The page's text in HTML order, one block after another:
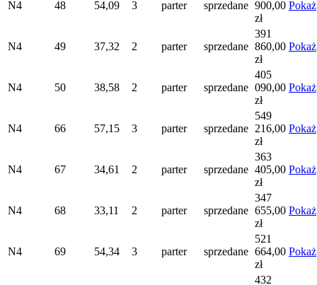
N4 48 54,09 3 parter sprzedane 900,00
zł
Pokaż
N4 49 37,32 2 parter sprzedane
391
860,00
zł
Pokaż
N4 50 38,58 2 parter sprzedane
405
090,00
zł
Pokaż
N4 66 57,15 3 parter sprzedane
549
216,00
zł
Pokaż
N4 67 34,61 2 parter sprzedane
363
405,00
zł
Pokaż
N4 68 33,11 2 parter sprzedane
347
655,00
zł
Pokaż
N4 69 54,34 3 parter sprzedane
521
664,00
zł
Pokaż
432